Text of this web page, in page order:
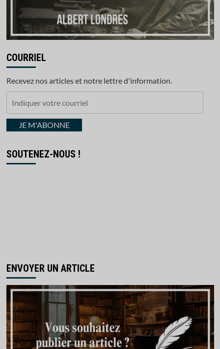
COURRIEL
Recevez nos articles et notre lettre d'information.
courrielJE M'ABONNE
SOUTENEZ-NOUS !
ENVOYER UN ARTICLE